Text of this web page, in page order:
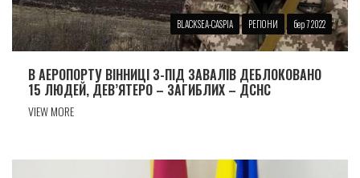
BLACKSEA-CASPIA РЕГІОНИ бер 7 2022
В АЕРОПОРТУ ВIННИЦI З-ПIД ЗАВАЛIВ ДЕБЛОКОВАНО
15 ЛЮДЕЙ, ДЕВ’ЯТЕРО – ЗАГИБЛИХ – ДСНС
VIEW MORE